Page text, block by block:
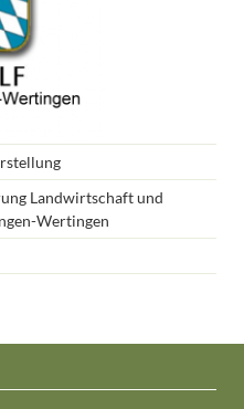
Landwirtschaft und
Wertingen